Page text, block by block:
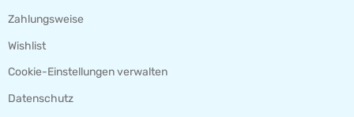
Zahlungsweise
Wishlist
Cookie-Einstellungen verwalten
Datenschutz